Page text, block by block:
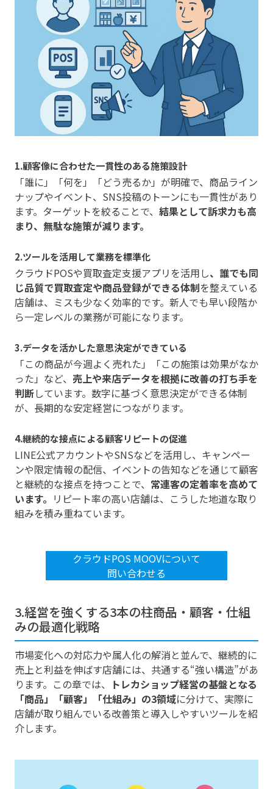
1.顧客像に合わせた一貫性のある施策設計
「誰に」「何を」「どう売るか」が明確で、商品ライン
ナップやイベント、SNS投稿のトーンにも一貫性があり
ます。ターゲットを絞ることで、 結果として訴求力も高
まり、無駄な施策が減ります。
2.ツールを活用して業務を標準化
クラウドPOSや買取査定支援アプリを活用し、誰でも同
じ品質で買取査定や商品登録ができる体制を整えている
店舗は、ミスも少なく効率的です。新人でも早い段階か
ら一定レベルの業務が可能になります。
3.データを活かした意思決定ができている
「この商品が今週よく売れた」「この施策は効果がなか
った」など、 売上や来店データを根拠に改善の打ち手を
判断しています。数字に基づく意思決定ができる体制
が、長期的な安定経営につながります。
4.継続的な接点による顧客リピートの促進
LINE公式アカウントやSNSなどを活用し、キャンペー
ンや限定情報の配信、イベントの告知などを通じて顧客
と継続的な接点を持つことで、 常連客の定着率を高めて
います。 リピート率の高い店舗は、こうした地道な取り
組みを積み重ねています。
クラウドPOS MOOVについて
問い合わせる
3.経営を強くする3本の柱――商品・顧客・仕組
みの最適化戦略
市場変化への対応力や属人化の解消と並んで、継続的に
売上と利益を伸ばす店舗には、共通する“強い構造”があ
ります。この章では、 トレカショップ経営の基盤となる
「商品」「顧客」「仕組み」の3領域に分けて、実際に
店舗が取り組んでいる改善策と導入しやすいツールを紹
介します。